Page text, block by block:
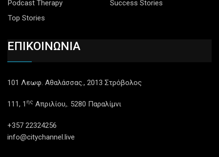
Podcast Therapy
Success Stories
Top Stories
ΕΠΙΚΟΙΝΩΝΙΑ
101 Λεωφ. Αθαλάσσας., 2013 Στρόβολος
111, 1 ης Απριλίου,. 5280 Παραλίμνι
+357 22324256
info@citychannel.live